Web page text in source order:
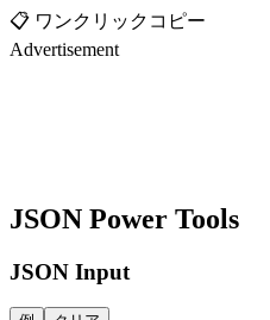
📋 ワンクリックコピー
Advertisement
JSON Power Tools
JSON Input